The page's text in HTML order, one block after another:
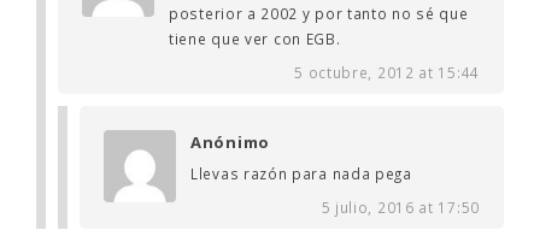
posterior a 2002 y por tanto no sé que
tiene que ver con EGB.
5 octubre, 2012 at 15:44
Anónimo
Llevas razón para nada pega
5 julio, 2016 at 17:50